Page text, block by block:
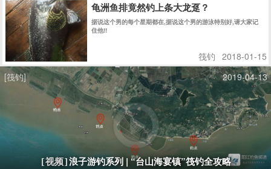
龟洲鱼排竟然钓上条大龙趸？
据说这个男的每个星期都在,据说这个男的游泳特别好,请大家记
住他!!
筏钓 2018-01-15
[筏钓]
2019-04-13
[视频]浪子游钓系列 | “台山海宴镇”筏钓全攻略